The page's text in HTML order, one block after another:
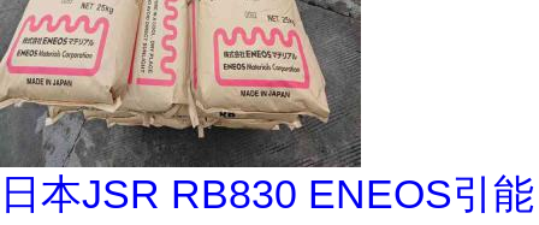
日本JSR RB830 ENEOS引能